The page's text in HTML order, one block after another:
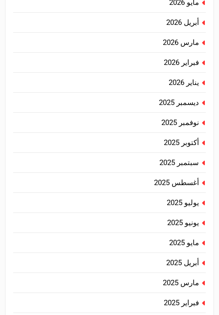
مايو 2026
أبريل 2026
مارس 2026
فبراير 2026
يناير 2026
ديسمبر 2025
نوفمبر 2025
أكتوبر 2025
سبتمبر 2025
أغسطس 2025
يوليو 2025
يونيو 2025
مايو 2025
أبريل 2025
مارس 2025
فبراير 2025